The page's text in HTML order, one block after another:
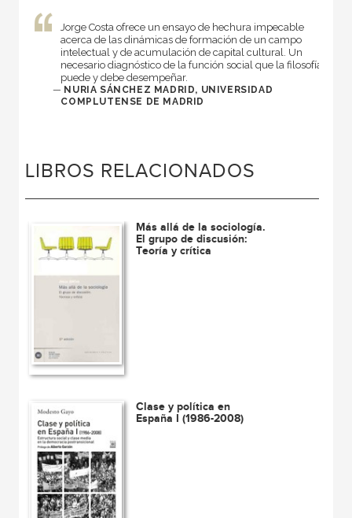
Jorge Costa ofrece un ensayo de hechura impecable
acerca de las dinámicas de formación de un campo
intelectual y de acumulación de capital cultural. Un
necesario diagnóstico de la función social que la filosofía
puede y debe desempeñar.
— NURIA SÁNCHEZ MADRID, UNIVERSIDAD
COMPLUTENSE DE MADRID
LIBROS RELACIONADOS
Más allá de la sociología.
El grupo de discusión:
Teoría y crítica
Clase y política en
España I (1986-2008)